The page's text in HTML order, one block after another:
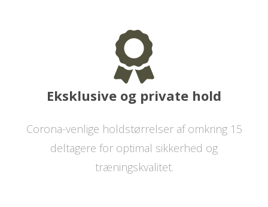
Eksklusive og private hold
Corona-venlige holdstørrelser af omkring 15
deltagere for optimal sikkerhed og
træningskvalitet.